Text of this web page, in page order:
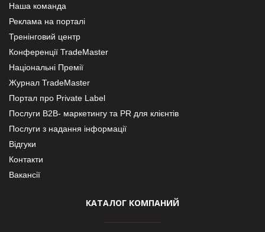
Наша команда
Реклама на порталі
Тренінговий центр
Конференції TradeMaster
Національні Премії
Журнал TradeMaster
Портал про Private Label
Послуги В2В- маркетингу та PR для клієнтів
Послуги з надання інформації
Відгуки
Контакти
Вакансії
КАТАЛОГ КОМПАНИЙ